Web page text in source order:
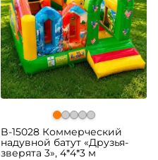
B-15028 Коммерческий
надувной батут «Друзья-
зверята 3», 4*4*3 м